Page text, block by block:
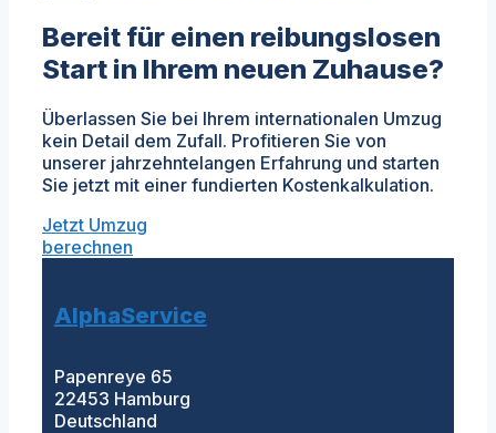
Bereit für einen reibungslosen
Start in Ihrem neuen Zuhause?
Überlassen Sie bei Ihrem internationalen Umzug
kein Detail dem Zufall. Profitieren Sie von
unserer jahrzehntelangen Erfahrung und starten
Sie jetzt mit einer fundierten Kostenkalkulation.
Jetzt Umzug
berechnen
AlphaService
Papenreye 65
22453 Hamburg
Deutschland